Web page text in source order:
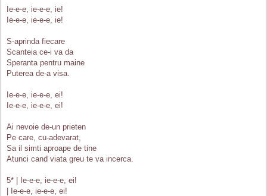
Ie-e-e, ie-e-e, ie!
Ie-e-e, ie-e-e, ie!
S-aprinda fiecare
Scanteia ce-i va da
Speranta pentru maine
Puterea de-a visa.
Ie-e-e, ie-e-e, ei!
Ie-e-e, ie-e-e, ei!
Ai nevoie de-un prieten
Pe care, cu-adevarat,
Sa il simti aproape de tine
Atunci cand viata greu te va incerca.
5* | Ie-e-e, ie-e-e, ei!
| Ie-e-e, ie-e-e, ei!